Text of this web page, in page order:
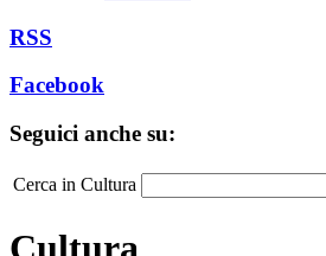
RSS
Facebook
Seguici anche su:
Cerca in Cultura